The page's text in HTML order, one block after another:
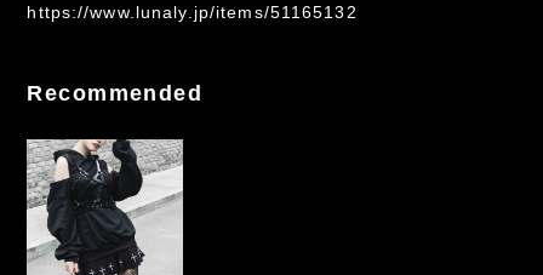
https://www.lunaly.jp/items/51165132
Recommended